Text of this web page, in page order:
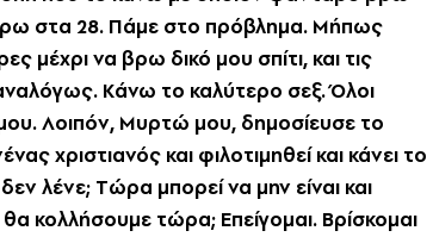
στα 28. Πάμε στο πρόβλημα. Mήπως
μέχρι να βρω δικό μου σπίτι, και τις
Kάνω το καλύτερο σεξ. Όλοι
μου. Λοιπόν, Mυρτώ μου, δημοσίευσε το
χριστιανός και φιλοτιμηθεί και κάνει το
λένε; Tώρα μπορεί να μην είναι και
κολλήσουμε τώρα; Eπείγομαι. Bρίσκομαι